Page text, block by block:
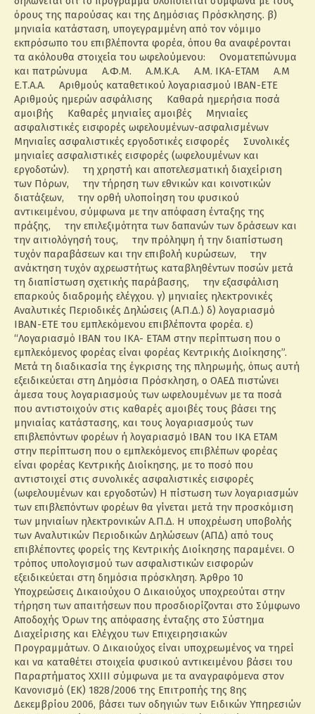
όρους της παρούσας και της Δημόσιας Πρόσκλησης. β)
μηνιαία κατάσταση, υπογεγραμμένη από τον νόμιμο
εκπρόσωπο του επιβλέποντα φορέα, όπου θα αναφέρονται
τα ακόλουθα στοιχεία του ωφελούμενου: Ονοματεπώνυμα
και πατρώνυμα Α.Φ.Μ. Α.Μ.Κ.Α. Α.Μ. ΙΚΑ-ΕΤΑΜ Α.Μ
Ε.Τ.Α.Α. Αριθμούς καταθετικού λογαριασμού IBAN-ΕΤΕ
Αριθμούς ημερών ασφάλισης Καθαρά ημερήσια ποσά
αμοιβής Καθαρές μηνιαίες αμοιβές Μηνιαίες
ασφαλιστικές εισφορές ωφελουμένων-ασφαλισμένων
Μηνιαίες ασφαλιστικές εργοδοτικές εισφορές Συνολικές
μηνιαίες ασφαλιστικές εισφορές (ωφελουμένων και
εργοδοτών). τη χρηστή και αποτελεσματική διαχείριση
των Πόρων, την τήρηση των εθνικών και κοινοτικών
διατάξεων, την ορθή υλοποίηση του φυσικού
αντικειμένου, σύμφωνα με την απόφαση ένταξης της
πράξης, την επιλεξιμότητα των δαπανών των δράσεων και
την αιτιολόγησή τους, την πρόληψη ή την διαπίστωση
τυχόν παραβάσεων και την επιβολή κυρώσεων, την
ανάκτηση τυχόν αχρεωστήτως καταβληθέντων ποσών μετά
τη διαπίστωση σχετικής παράβασης, την εξασφάλιση
επαρκούς διαδρομής ελέγχου. γ) μηνιαίες ηλεκτρονικές
Αναλυτικές Περιοδικές Δηλώσεις (Α.Π.Δ.) δ) λογαριασμό
IBAN-ΕΤΕ του εμπλεκόμενου επιβλέποντα φορέα. ε)
“Λογαριασμό ΙΒΑΝ του ΙΚΑ- ΕΤΑΜ στην περίπτωση που ο
εμπλεκόμενος φορέας είναι φορέας Κεντρικής Διοίκησης”.
Μετά τη διαδικασία της έγκρισης της πληρωμής, όπως αυτή
εξειδικεύεται στη Δημόσια Πρόσκληση, ο ΟΑΕΔ πιστώνει
άμεσα τους λογαριασμούς των ωφελουμένων με τα ποσά
που αντιστοιχούν στις καθαρές αμοιβές τους βάσει της
μηνιαίας κατάστασης, και τους λογαριασμούς των
επιβλεπόντων φορέων ή λογαριασμό IBAN του ΙΚΑ ΕΤΑΜ
στην περίπτωση που ο εμπλεκόμενος επιβλέπων φορέας
είναι φορέας Κεντρικής Διοίκησης, με το ποσό που
αντιστοιχεί στις συνολικές ασφαλιστικές εισφορές
(ωφελουμένων και εργοδοτών) Η πίστωση των λογαριασμών
των επιβλεπόντων φορέων θα γίνεται μετά την προσκόμιση
των μηνιαίων ηλεκτρονικών Α.Π.Δ. Η υποχρέωση υποβολής
των Αναλυτικών Περιοδικών Δηλώσεων (ΑΠΔ) από τους
επιβλέποντες φορείς της Κεντρικής Διοίκησης παραμένει. Ο
τρόπος υπολογισμού των ασφαλιστικών εισφορών
εξειδικεύεται στη δημόσια πρόσκληση. Άρθρο 10
Υποχρεώσεις Δικαιούχου Ο Δικαιούχος υποχρεούται στην
τήρηση των απαιτήσεων που προσδιορίζονται στο Σύμφωνο
Αποδοχής Όρων της απόφασης ένταξης στο Σύστημα
Διαχείρισης και Ελέγχου των Επιχειρησιακών
Προγραμμάτων. Ο Δικαιούχος είναι υποχρεωμένος να τηρεί
και να καταθέτει στοιχεία φυσικού αντικειμένου βάσει του
Παραρτήματος ΧΧΙΙΙ σύμφωνα με τα αναγραφόμενα στον
Κανονισμό (ΕΚ) 1828/2006 της Επιτροπής της 8ης
Δεκεμβρίου 2006, βάσει των οδηγιών των Ειδικών Υπηρεσιών